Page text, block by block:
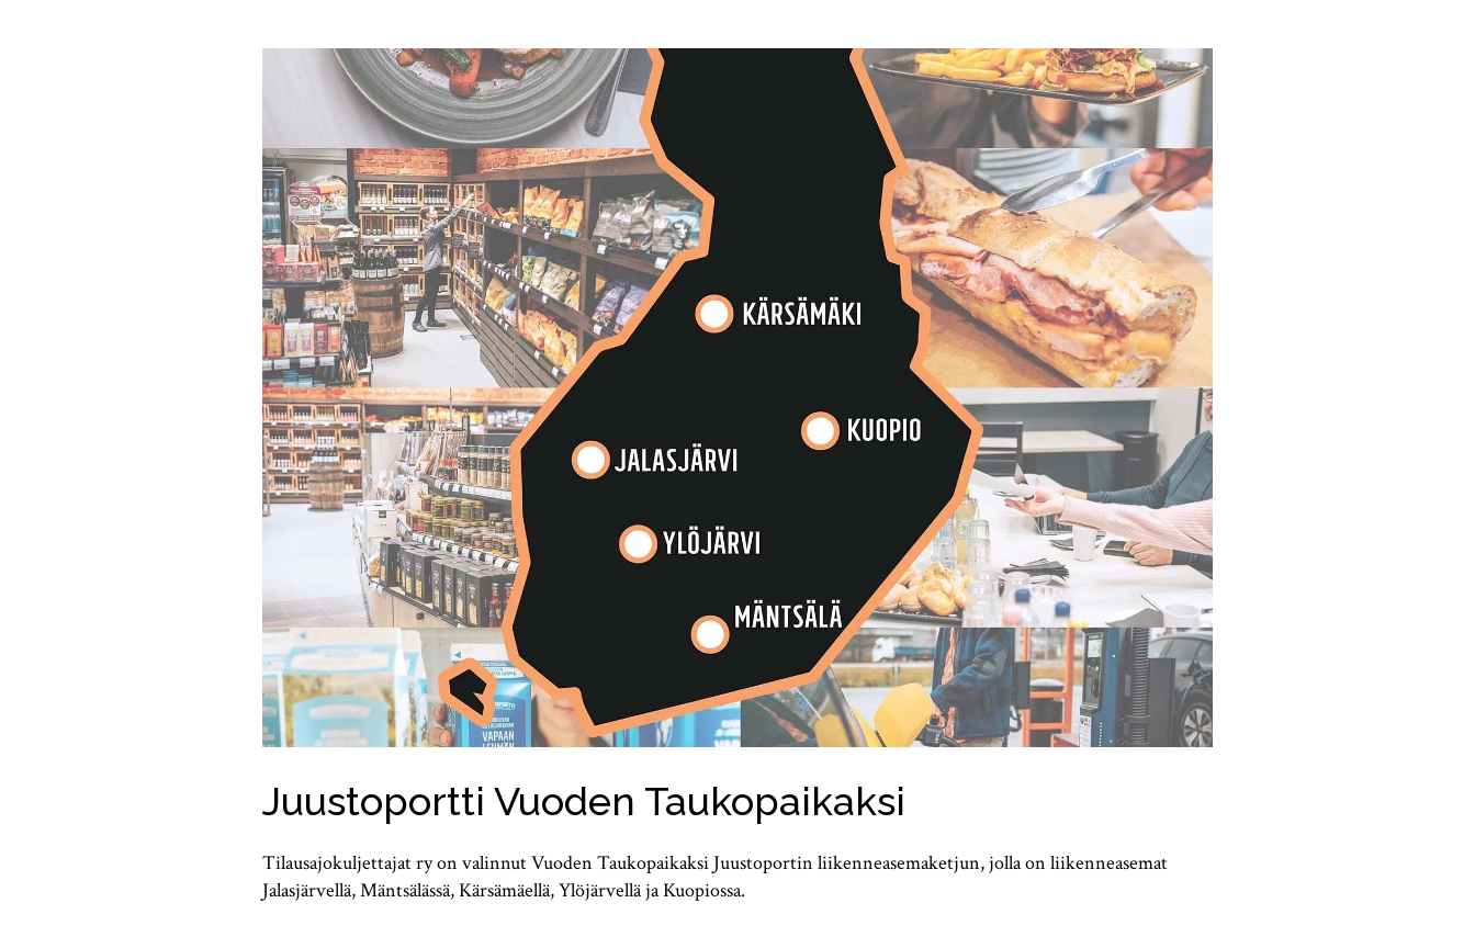
Juustoportti Vuoden Taukopaikaksi
Tilausajokuljettajat ry on valinnut Vuoden Taukopaikaksi Juustoportin liikenneasemaketjun, jolla on liikenneasemat
Jalasjärvellä, Mäntsälässä, Kärsämäellä, Ylöjärvellä ja Kuopiossa.